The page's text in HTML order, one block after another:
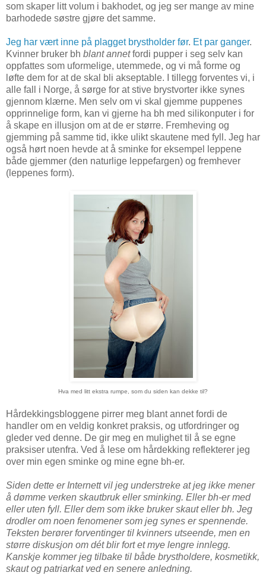
som skaper litt volum i bakhodet, og jeg ser mange av mine
barhodede søstre gjøre det samme.
Jeg har vært inne på plagget brystholder før. Et par ganger.
Kvinner bruker bh blant annetfordi pupper i seg selv kan
oppfattes som uformelige, utemmede, og vi må forme og
løfte dem for at de skal bli akseptable. I tillegg forventes vi, i
alle fall i Norge, å sørge for at stive brystvorter ikke synes
gjennom klærne. Men selv om vi skal gjemme puppenes
opprinnelige form, kan vi gjerne ha bh med silikonputer i for
å skape en illusjon om at de er større. Fremheving og
gjemming på samme tid, ikke ulikt skautene med fyll. Jeg har
også hørt noen hevde at å sminke for eksempel leppene
både gjemmer (den naturlige leppefargen) og fremhever
(leppenes form).
Hva med litt ekstra rumpe, som du siden kan dekke til?
Hårdekkingsbloggene pirrer meg blant annet fordi de
handler om en veldig konkret praksis, og utfordringer og
gleder ved denne. De gir meg en mulighet til å se egne
praksiser utenfra. Ved å lese om hårdekking reflekterer jeg
over min egen sminke og mine egne bh-er.
Siden dette er Internett vil jeg understreke atjeg ikke mener
å dømme verken skautbruk eller sminking. Eller bh-er med
eller uten fyll. Eller dem som ikke bruker skaut eller bh. Jeg
drodlerom noen fenomener som jeg synes er spennende.
Teksten berører forventinger til kvinners utseende, men en
større diskusjon om dét blir fortet mye lengre innlegg.
Kanskje kommer jeg tilbake til både brystholdere, kosmetikk,
skaut og patriarkat ved en senere anledning.